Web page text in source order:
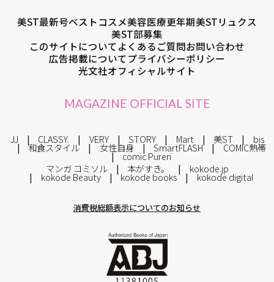
美ST最新号ベストコスメ美容医療更年期美STリュクス
美ST部募集
このサイトについてよくあるご質問お問い合わせ
広告掲載についてプライバシーポリシー
光文社オフィシャルサイト
MAGAZINE OFFICIAL SITE
JJ CLASSY. VERY STORY Mart 美ST bis
和食スタイル 女性自身 SmartFLASH COMIC熱帯
comic Pureri
マンガ コミソル
本がすき。 kokode.jp
kokode Beauty kokode books kokode digital
消費税総額表示についてのお知らせ